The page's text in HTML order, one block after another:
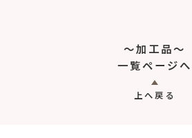
～加工品～
一覧ページへ
上へ戻る